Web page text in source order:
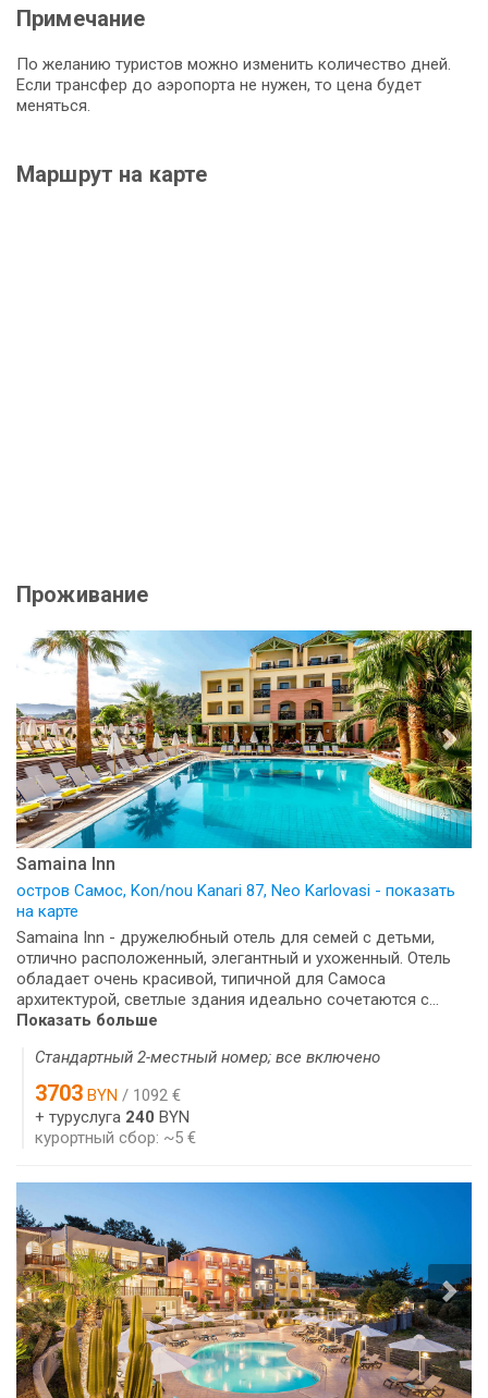
Примечание
По желанию туристов можно изменить количество дней.
Если трансфер до аэропорта не нужен, то цена будет
меняться.
Маршрут на карте
Проживание
Samaina Inn
остров Самос, Kon/nou Kanari 87, Neo Karlovasi - показать
на карте
Samaina Inn - дружелюбный отель для семей с детьми,
отлично расположенный, элегантный и ухоженный. Отель
обладает очень красивой, типичной для Самоса
архитектурой, светлые здания идеально сочетаются с...
Показать больше
Стандартный 2-местный номер; все включено
3703 BYN / 1092 €
+ туруслуга 240 BYN
курортный сбор: ~5 €